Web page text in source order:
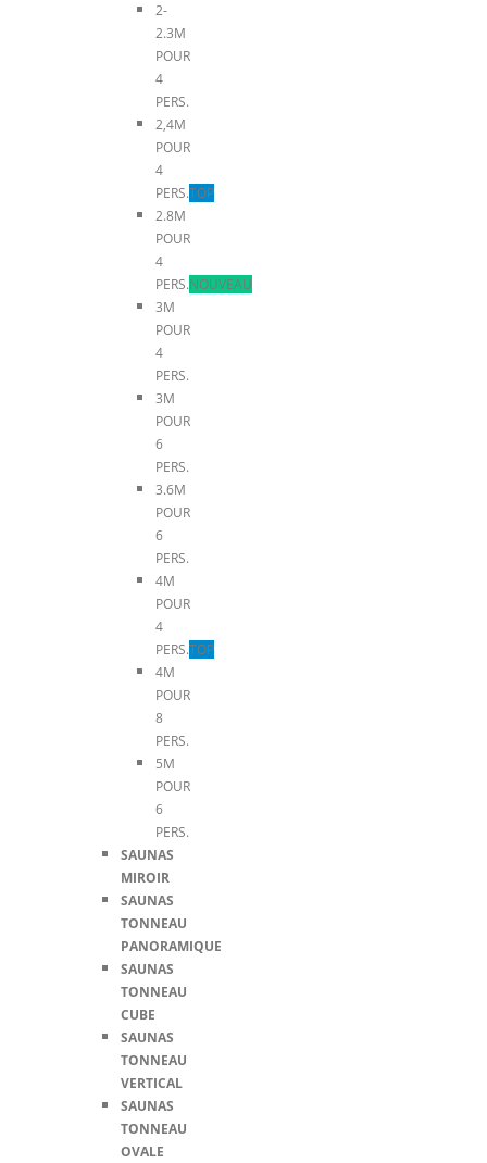
2-
2.3M
POUR
4
PERS.
2,4M
POUR
4
PERS.TOP
2.8M
POUR
4
PERS.NOUVEAU
3M
POUR
4
PERS.
3M
POUR
6
PERS.
3.6M
POUR
6
PERS.
4M
POUR
4
PERS.TOP
4M
POUR
8
PERS.
5M
POUR
6
PERS.
SAUNAS
MIROIR
SAUNAS
TONNEAU
PANORAMIQUE
SAUNAS
TONNEAU
CUBE
SAUNAS
TONNEAU
VERTICAL
SAUNAS
TONNEAU
OVALE